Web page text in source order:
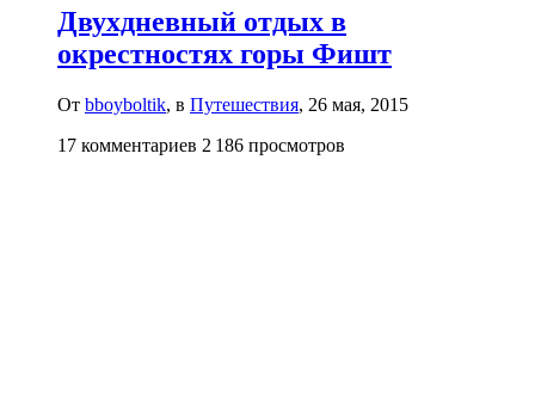
Двухдневный отдых в
окрестностях горы Фишт
От bboyboltik, в Путешествия, 26 мая, 2015
17 комментариев 2 186 просмотров